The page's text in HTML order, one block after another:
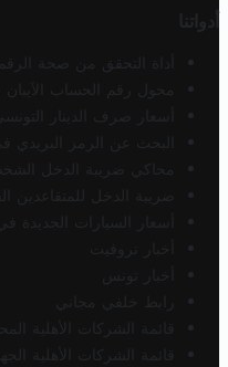
أدواتنا
أداة التحقق من صحة
محول رقم الحساب
أسعار صرف الدينار
البحث عن الرمز البريدي
محاكي ضريبة الدخل
ضريبة الدخل للمتقاعدين
أسعار السيارات الجديدة
أخبار تروفيت
أخبار تونس
رابط خلفي مجاني
قائمة الشركات الأهلية
قائمة الشركات الأهلية